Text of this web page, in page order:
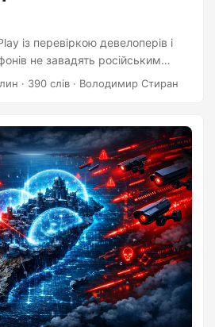
із перевіркою девелоперів і
не завадять російським
Вони поширюються поза Play
· 390 слів · Володимир Стиран